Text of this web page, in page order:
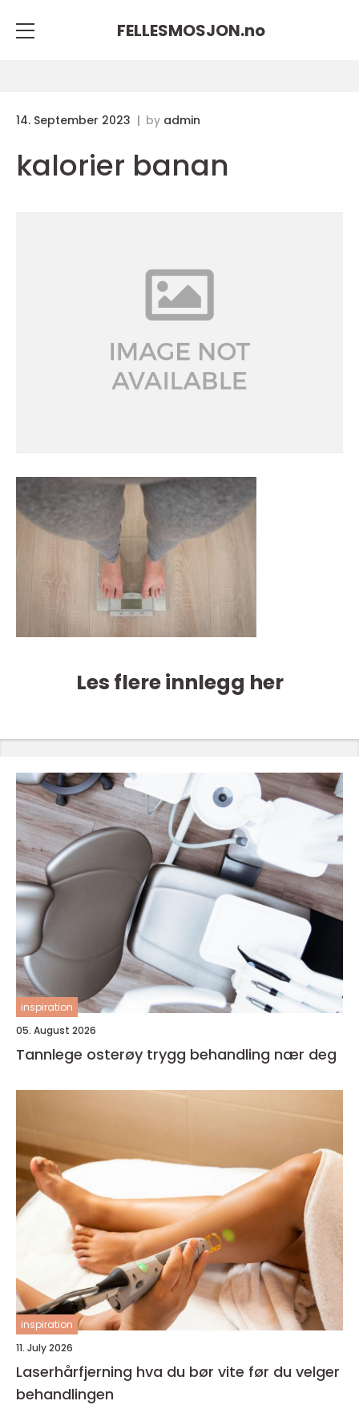
FELLESMOSJON.no
14. September 2023 by admin
kalorier banan
Les flere innlegg her
inspiration
05. August 2026
Tannlege osterøy trygg behandling nær deg
inspiration
11. July 2026
Laserhårfjerning hva du bør vite før du velger
behandlingen